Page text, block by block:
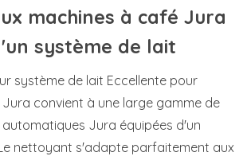
machines à café Jura
système de lait
système de lait Eccellente pour
convient à une large gamme de
Jura équipées d'un
nettoyant s'adapte parfaitement aux